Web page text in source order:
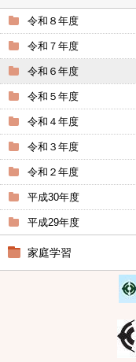
令和８年度
令和７年度
令和６年度
令和５年度
令和４年度
令和３年度
令和２年度
平成30年度
平成29年度
家庭学習